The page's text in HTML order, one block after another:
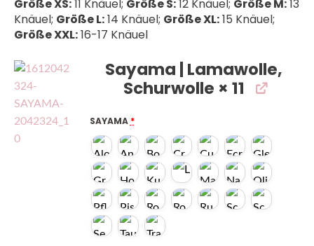
Größe XS:11 Knäuel; Größe S:12 Knäuel; Größe M:13
Knäuel; Größe L:14 Knäuel; Größe XL:15 Knäuel;
Größe XXL:16-17 Knäuel
Sayama | Lamawolle,
Schurwolle × 11
SAYAMA *